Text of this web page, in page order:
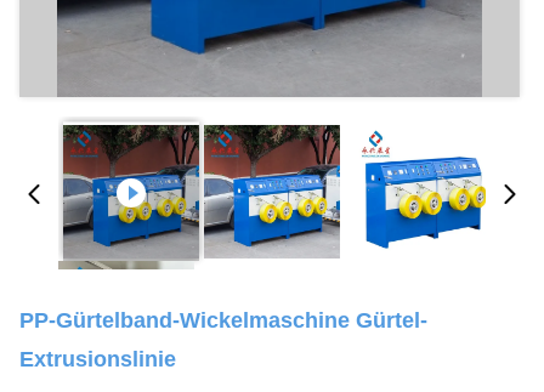
PP-Gürtelband-Wickelmaschine Gürtel-
Extrusionslinie